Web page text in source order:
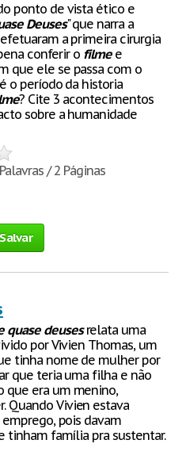
ponto de vista ético e
Deuses" que narra a
a primeira cirurgia
conferir o filmee
que ele se passa com o
o período da historia
? Cite 3 acontecimentos
sobre a humanidade
/ 2 Páginas
Salvar
quase deusesrelata uma
por Vivien Thomas, um
tinha nome de mulher por
que teria uma filha e não
que era um menino,
Quando Vivien estava
pois davam
tinham família pra sustentar.